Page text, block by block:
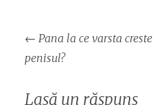
Navigare
articol
← Pana la ce varsta creste
penisul?
Lasă un răspuns